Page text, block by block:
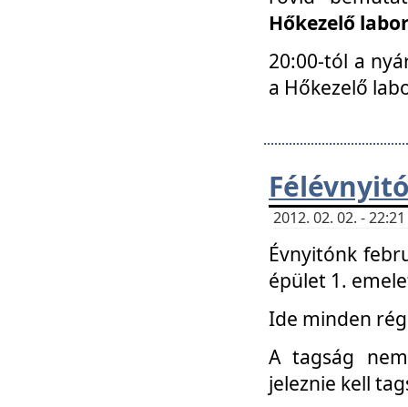
Hőkezelő
20:00-tól a
a Hőkezelő
2012. 02. 02. -
Évnyitónk
épület 1.
Ide minden
A tagság
jeleznie kell